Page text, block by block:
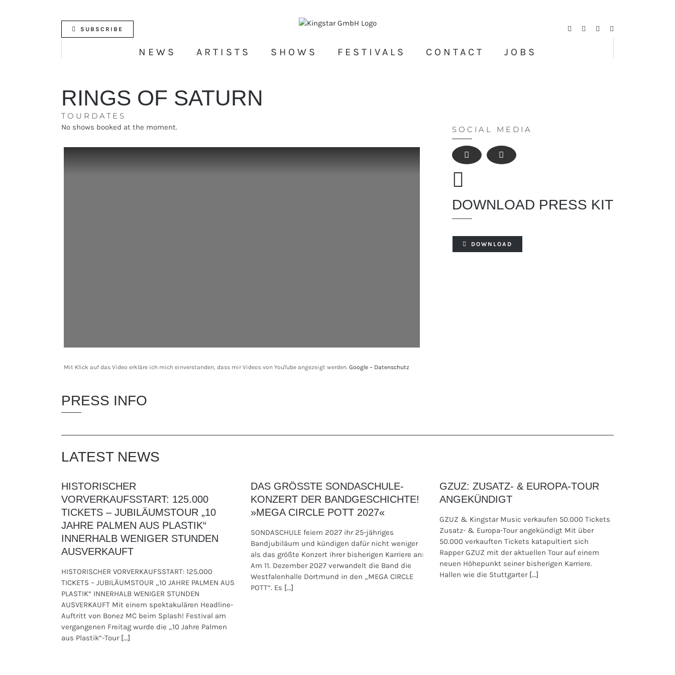
SUBSCRIBE Facebook
TwitterInstagram
NEWS ARTISTS SHOWS FESTIVALS CONTACT JOBS
RINGS OF SATURN
TOURDATES
No shows booked at the moment.
Mit Klick auf das Video erkläre ich mich einverstanden, dass mir Videos von YouTube angezeigt werden. Google – Datenschutz
SOCIAL MEDIA
DOWNLOAD PRESS KIT
DOWNLOAD
PRESS INFO
LATEST NEWS
HISTORISCHER
VORVERKAUFSSTART: 125.000
TICKETS – JUBILÄUMSTOUR „10
JAHRE PALMEN AUS PLASTIK“
INNERHALB WENIGER STUNDEN
AUSVERKAUFT
HISTORISCHER VORVERKAUFSSTART: 125.000
TICKETS – JUBILÄUMSTOUR „10 JAHRE PALMEN AUS
PLASTIK“ INNERHALB WENIGER STUNDEN
AUSVERKAUFT Mit einem spektakulären Headline-
Auftritt von Bonez MC beim Splash! Festival am
vergangenen Freitag wurde die „10 Jahre Palmen
aus Plastik“-Tour[...]
DAS GRÖSSTE SONDASCHULE-
KONZERT DER BANDGESCHICHTE!
»MEGA CIRCLE POTT 2027«
SONDASCHULE feiern 2027 ihr 25-jähriges
Bandjubiläum und kündigen dafür nicht weniger
als das größte Konzert ihrer bisherigen Karriere an:
Am 11. Dezember 2027 verwandelt die Band die
Westfalenhalle Dortmund in den „MEGA CIRCLE
POTT“. Es [...]
GZUZ: ZUSATZ- & EUROPA-TOUR
ANGEKÜNDIGT
GZUZ & Kingstar Music verkaufen 50.000 Tickets
Zusatz- & Europa-Tour angekündigt Mit über
50.000 verkauften Tickets katapultiert sich
Rapper GZUZ mit der aktuellen Tour auf einem
neuen Höhepunkt seiner bisherigen Karriere.
Hallen wie die Stuttgarter[...]